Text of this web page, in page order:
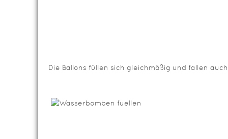
Die Ballons füllen sich gleichmäßig und fallen